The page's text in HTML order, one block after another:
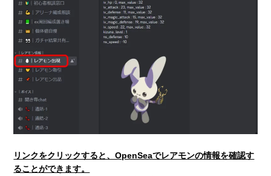
リンクをクリックすると、OpenSeaでレアモンの情報を確認す
ることができます。